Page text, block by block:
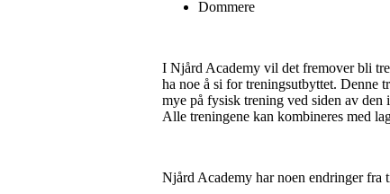
Dommere
I Njård Academy vil det fremover bli
ha noe å si for treningsutbyttet. Denne
mye på fysisk trening ved siden av
Alle treningene kan kombineres med
Njård Academy har noen endringer fra